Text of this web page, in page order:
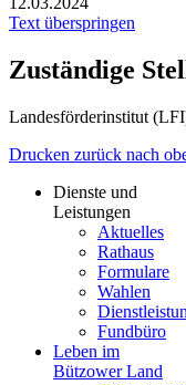
Text überspringen
Zuständige
Landesförderinstitut
Drucken zurück nach
Dienste und
Leistungen
Aktuelles
Rathaus
Formulare
Wahlen
Fundbüro
Leben im
Bützower Land